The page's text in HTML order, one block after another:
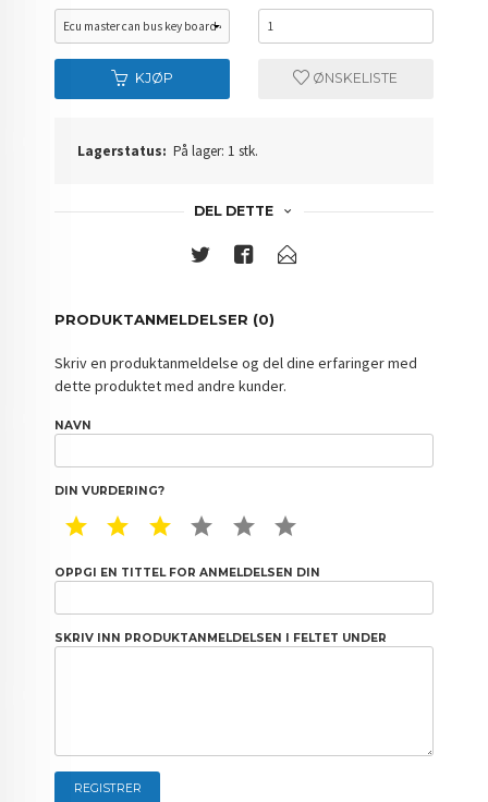
KJØP ØNSKELISTE
Lagerstatus: På lager: 1 stk.
DEL DETTE
PRODUKTANMELDELSER (0)
Skriv en produktanmeldelse og del dine erfaringer med
dette produktet med andre kunder.
NAVN
DIN VURDERING?
1 STAR2 STAR3 STAR4 STAR5 STAR
OPPGI EN TITTEL FOR ANMELDELSEN DIN
SKRIV INN PRODUKTANMELDELSEN I FELTET UNDER